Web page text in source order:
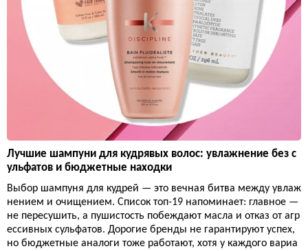
Лучшие шампуни для кудрявых волос: увлажнение без с
ульфатов и бюджетные находки
Выбор шампуня для кудрей — это вечная битва между увлаж
нением и очищением. Список топ-19 напоминает: главное —
не пересушить, а пушистость побеждают масла и отказ от агр
ессивных сульфатов. Дорогие бренды не гарантируют успех,
но бюджетные аналоги тоже работают, хотя у каждого вариа